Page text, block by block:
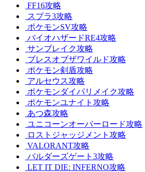
FF16攻略
スプラ3攻略
ポケモンSV攻略
バイオハザードRE4攻略
サンブレイク攻略
ブレスオブザワイルド攻略
ポケモン剣盾攻略
アルセウス攻略
ポケモンダイパリメイク攻略
ポケモンユナイト攻略
あつ森攻略
ユニコーンオーバーロード攻略
ロストジャッジメント攻略
VALORANT攻略
バルダーズゲート3攻略
LET IT DIE: INFERNO攻略